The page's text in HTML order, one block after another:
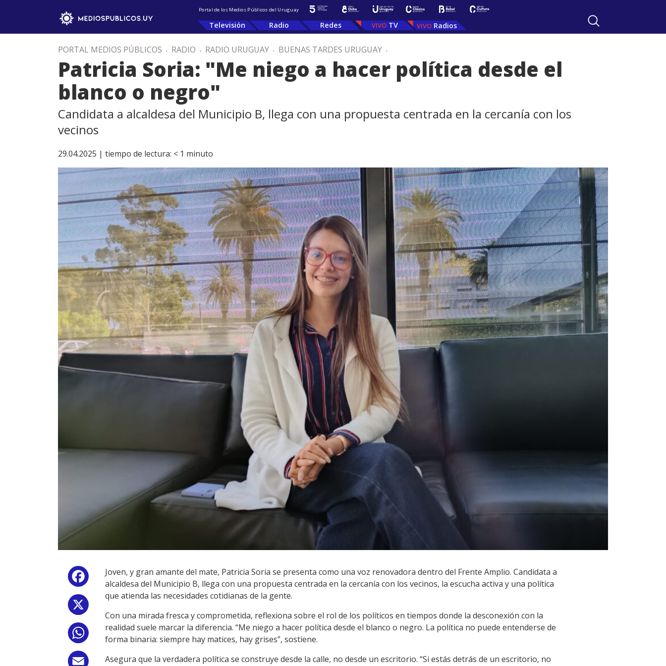
Portal de los Medios Públicos del Uruguay
Televisión Radio Redes TV Radios
PORTAL MEDIOS PÚBLICOS . RADIO . RADIO URUGUAY . BUENAS TARDES URUGUAY .
Patricia Soria: "Me niego a hacer política desde el
blanco o negro"
Candidata a alcaldesa del Municipio B, llega con una propuesta centrada en la cercanía con los
vecinos
29.04.2025 | tiempo de lectura: < 1 minuto
Facebook
WhatsApp
Email
Joven, y gran amante del mate, Patricia Soria se presenta como una voz renovadora dentro del Frente Amplio. Candidata a
alcaldesa del Municipio B, llega con una propuesta centrada en la cercanía con los vecinos, la escucha activa y una política
que atienda las necesidades cotidianas de la gente.
Con una mirada fresca y comprometida, reflexiona sobre el rol de los políticos en tiempos donde la desconexión con la
realidad suele marcar la diferencia. “Me niego a hacer política desde el blanco o negro. La política no puede entenderse de
forma binaria: siempre hay matices, hay grises”, sostiene.
Asegura que la verdadera política se construye desde la calle, no desde un escritorio. “Si estás detrás de un escritorio, no